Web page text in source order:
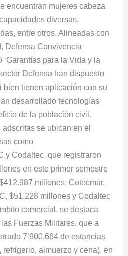
encuentran mujeres cabeza
diversas,
entre otros. Alineadas con
Defensa Convivencia
para la Vida y la
Defensa han dispuesto
bien tienen aplicación con su
desarrollado tecnologías
de la población civil.
se ubican en el
como
y Codaltec, que registraron
en este primer semestre
millones; Cotecmar,
$51.228 millones y Codaltec
comercial, se destaca
Fuerzas Militares, que a
7’900.664 de estancias
almuerzo y cena), en